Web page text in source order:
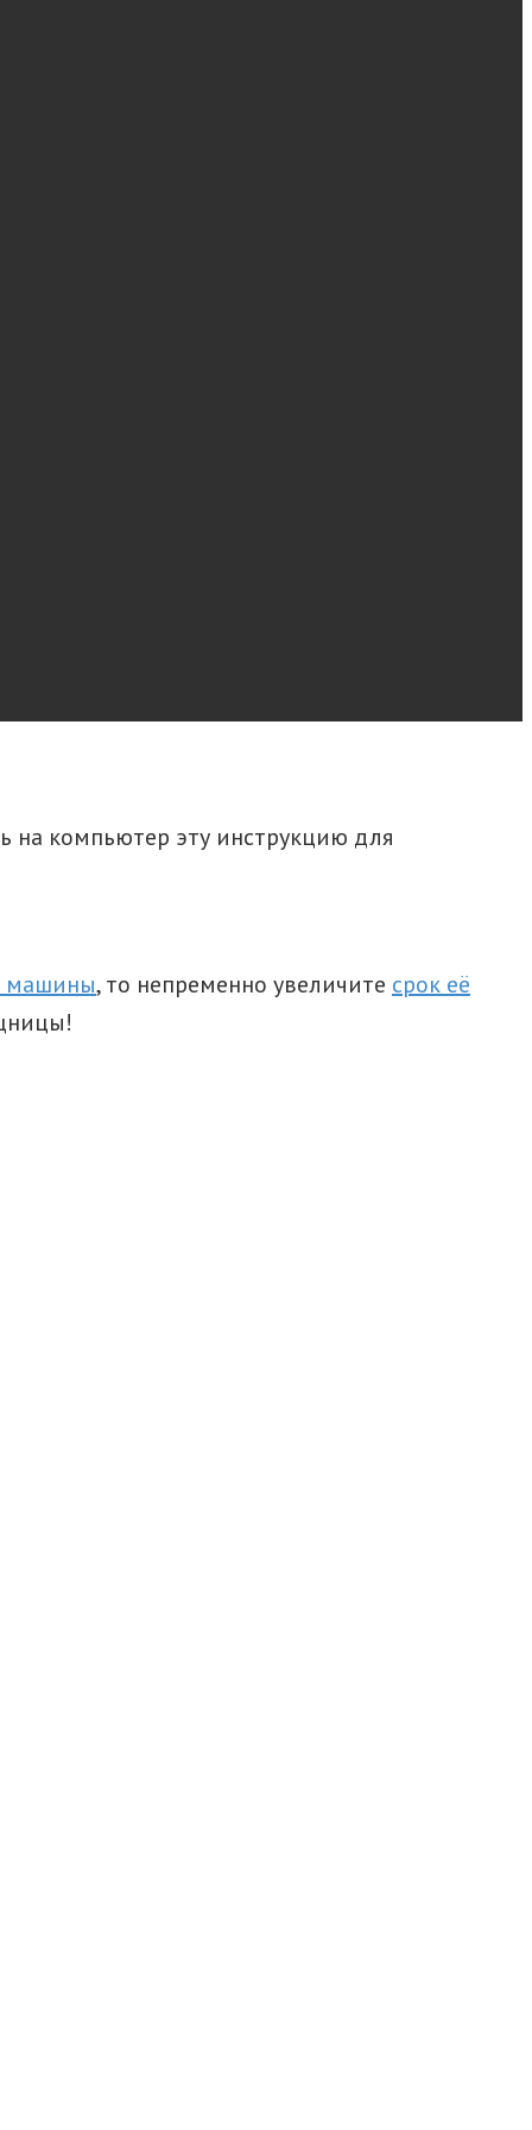
на компьютер эту инструкцию для
машины, то непременно увеличите срок её